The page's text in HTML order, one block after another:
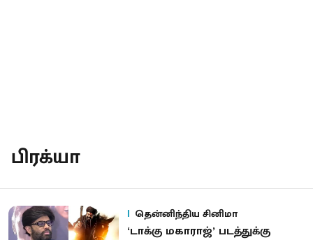
பிரக்யா
தென்னிந்திய சினிமா
‘டாக்கு மகாராஜ்’ படத்துக்கு